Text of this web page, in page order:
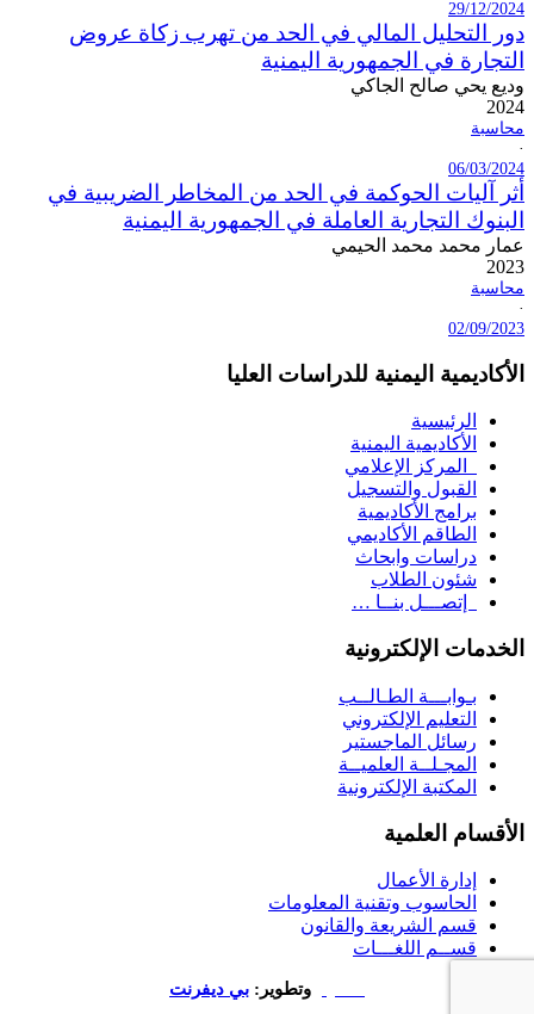
29/12/2024
دور التحليل المالي في الحد من تهرب زكاة عروض
التجارة في الجمهورية اليمنية
وديع يحي صالح الجاكي
2024
محاسبة
·
06/03/2024
أثر آليات الحوكمة في الحد من المخاطر الضريبية في
البنوك التجارية العاملة في الجمهورية اليمنية
عمار محمد محمد الحيمي
2023
محاسبة
·
02/09/2023
الأكاديمية اليمنية للدراسات العليا
الرئيسية
الأكاديمية اليمنية
المركز الإعلامي
القبول والتسجيل
برامج الأكاديمية
الطاقم الأكاديمي
دراسات وابحاث
شئون الطلاب
إتصـــل بنــا …
الخدمات الإلكترونية
بـوابـــة الطـالــب
التعليم الإلكتروني
رسائل الماجستير
المجـلــة العلميــة
المكتبة الإلكترونية
الأقسام العلمية
إدارة الأعمال
الحاسوب وتقنية المعلومات
قسم الشريعة والقانون
قســم اللغـــات
وتطوير: بي ديفرنت